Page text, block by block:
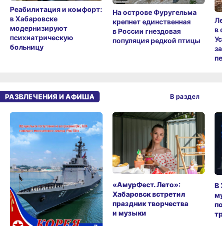
Реабилитация и комфорт:
в Хабаровске
модернизируют
психиатрическую
больницу
На острове Фуругельма
крепнет единственная
в России гнездовая
популяция редкой птицы
в
РАЗВЛЕЧЕНИЯ И АФИША
«АмурФест. Лето»:
Хабаровск встретил
праздник творчества
и музыки
В
В раздел